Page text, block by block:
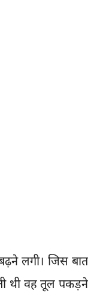
लगी। जिस बात
थी वह तूल पकड़ने